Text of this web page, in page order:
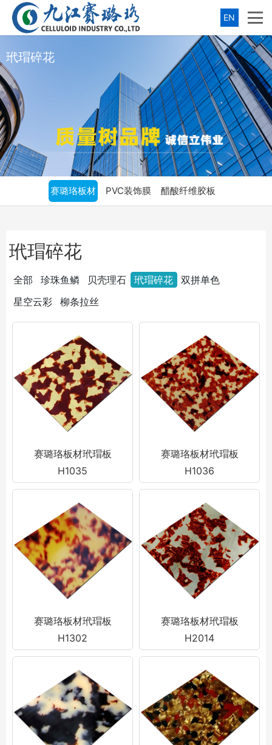
EN
玳瑁碎花
赛璐珞板材 PVC装饰膜 醋酸纤维胶板
玳瑁碎花
全部 珍珠鱼鳞 贝壳理石 玳瑁碎花
双拼单色
星空云彩
柳条拉丝
赛璐珞板材玳瑁板
H1035
赛璐珞板材玳瑁板
H1036
赛璐珞板材玳瑁板
H1302
赛璐珞板材玳瑁板
H2014